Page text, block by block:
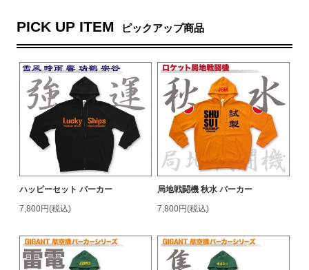
PICK UP ITEM ピックアップ商品
ハッピーセット パーカー
7,800円(税込)
局地戦闘機 秋水 パーカー
7,800円(税込)